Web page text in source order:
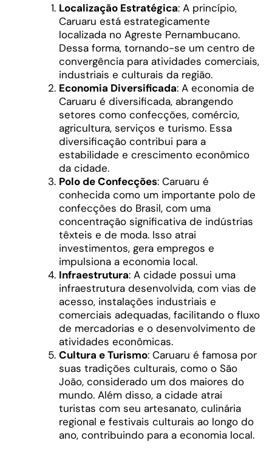
Localização Estratégica: A princípio,
Caruaru está estrategicamente
localizada no Agreste Pernambucano.
Dessa forma, tornando-se um centro de
convergência para atividades comerciais,
industriais e culturais da região.
Economia Diversificada: A economia de
Caruaru é diversificada, abrangendo
setores como confecções, comércio,
agricultura, serviços e turismo. Essa
diversificação contribui para a
estabilidade e crescimento econômico
da cidade.
Polo de Confecções: Caruaru é
conhecida como um importante polo de
confecções do Brasil, com uma
concentração significativa de indústrias
têxteis e de moda. Isso atrai
investimentos, gera empregos e
impulsiona a economia local.
Infraestrutura: A cidade possui uma
infraestrutura desenvolvida, com vias de
acesso, instalações industriais e
comerciais adequadas, facilitando o fluxo
de mercadorias e o desenvolvimento de
atividades econômicas.
Cultura e Turismo: Caruaru é famosa por
suas tradições culturais, como o São
João, considerado um dos maiores do
mundo. Além disso, a cidade atrai
turistas com seu artesanato, culinária
regional e festivais culturais ao longo do
ano, contribuindo para a economia local.